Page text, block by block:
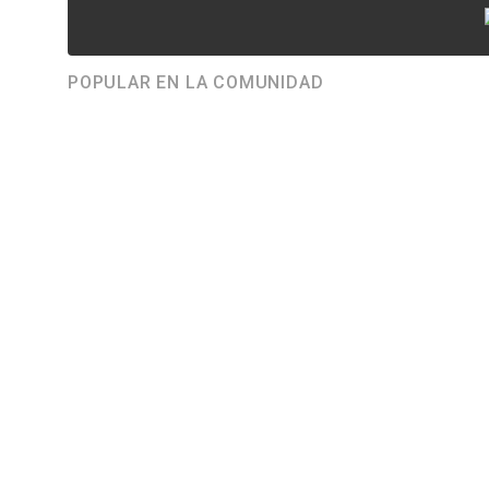
POPULAR EN LA COMUNIDAD